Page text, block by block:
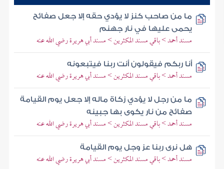
ما من صاحب كنز لا يؤدي حقه إلا جعل صفائح
يحمى عليها في نار جهنم
مسند أحمد > باقي مسند المكثرين > مسند أبي هريرة رضي الله عنه
أنا ربكم فيقولون أنت ربنا فيتبعونه
مسند أحمد > باقي مسند المكثرين > مسند أبي هريرة رضي الله عنه
ما من رجل لا يؤدي زكاة ماله إلا جعل يوم القيامة
صفائح من نار يكوى بها جبينه
مسند أحمد > باقي مسند المكثرين > مسند أبي هريرة رضي الله عنه
هل نرى ربنا عز وجل يوم القيامة
مسند أحمد > باقي مسند المكثرين > مسند أبي هريرة رضي الله عنه